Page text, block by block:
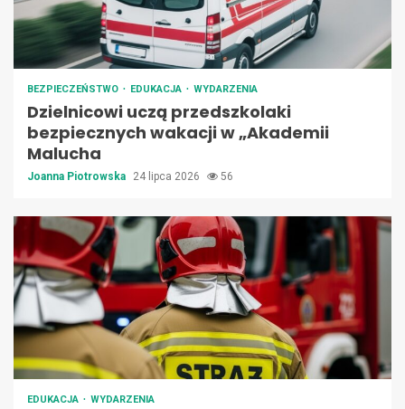
BEZPIECZEŃSTWO EDUKACJA WYDARZENIA
Dzielnicowi uczą przedszkolaki
bezpiecznych wakacji w „Akademii
Malucha
Joanna Piotrowska 24 lipca 2026 56
EDUKACJA WYDARZENIA